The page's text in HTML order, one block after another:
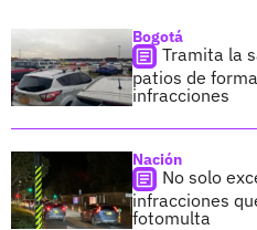
Bogotá
Tramita la
patios de
infracciones
Nación
No solo
infracciones
fotomulta